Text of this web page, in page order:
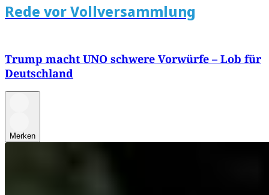
Rede vor Vollversammlung
Trump macht UNO schwere Vorwürfe – Lob für
Deutschland
Merken